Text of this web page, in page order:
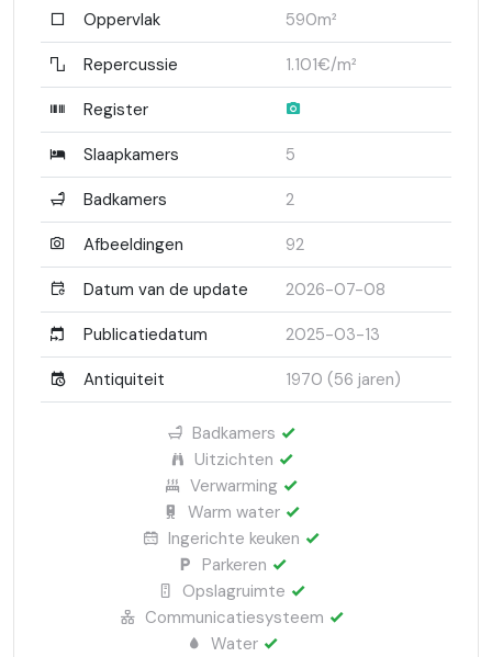
Oppervlak 590m²
Repercussie 1.101€/m²
Register
Slaapkamers 5
Badkamers 2
Afbeeldingen 92
Datum van de update 2026-07-08
Publicatiedatum 2025-03-13
Antiquiteit 1970 (56 jaren)
Badkamers
Uitzichten
Verwarming
Warm water
Ingerichte keuken
Parkeren
Opslagruimte
Communicatiesysteem
Water